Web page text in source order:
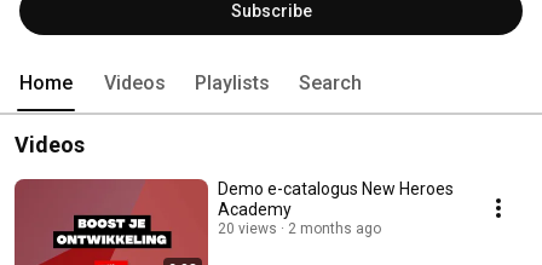
Subscribe
Home Videos Playlists Search
Videos
Demo e-catalogus New Heroes
Academy
20 views 2 months ago